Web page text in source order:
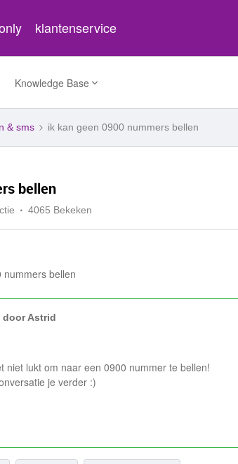
klantenservice
Knowledge Base
& sms ik kan geen 0900 nummers bellen
bellen
4065 Bekeken
nummers bellen
doorAstrid
niet lukt om naar een 0900 nummer te bellen!
je verder :)